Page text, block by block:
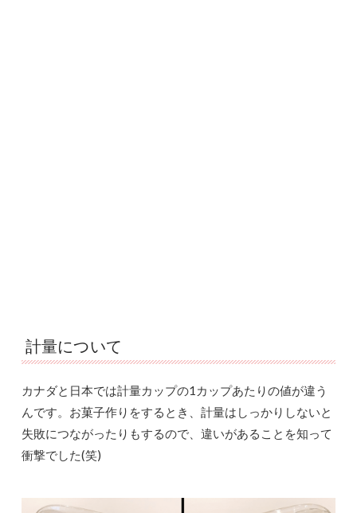
計量について
カナダと日本では計量カップの1カップあたりの値が違う
んです。お菓子作りをするとき、計量はしっかりしないと
失敗につながったりもするので、違いがあることを知って
衝撃でした(笑)